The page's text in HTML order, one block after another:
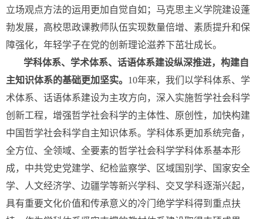
立场观点方法的运用更加自觉自如；马克思主义学院建设蓬
勃发展，高校思政课教师队伍实现数量倍增、素质提升和保
障强化，年轻学子在党的创新理论滋养下茁壮成长。
学科体系、学术体系、话语体系建设纵深推进，构建自
主知识体系的基础更加坚实。 10年来，我们以学科体系、学
术体系、话语体系建设为主攻方向，深入实施哲学社会科学
创新工程，增强哲学社会科学的主体性、原创性，加快构建
中国哲学社会科学自主知识体系。学科体系更加系统完备，
全方位、全领域、全要素的哲学社会科学学科体系基本形
成，中共党史党建学、纪检监察学、区域国别学、国家安全
学、人文经济学、边疆学等新兴学科、交叉学科逐渐兴起，
具有重要文化价值和传承意义的冷门绝学学科得到重点扶